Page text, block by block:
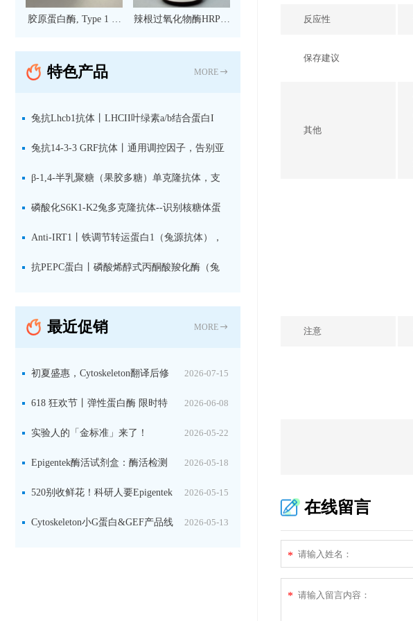
反应性
保存建议
其他
注意
在线留言
*
*
胶原蛋白酶, Type 1 现
辣根过氧化物酶HRP标
IgG（H+L）二抗 现货
特色产品 MORE
兔抗Lhcb1抗体丨LHCII叶绿素a/b结合蛋白I
型：专检LHCII中含量丰富的捕光蛋白
兔抗14-3-3 GRF抗体丨通用调控因子，告别亚
型选择难题，全面捕获植物信号转导枢纽蛋白
β-1,4-半乳聚糖（果胶多糖）单克隆抗体，支
持植物细胞壁果胶多糖精细结构解析
磷酸化S6K1-K2兔多克隆抗体--识别核糖体蛋
白S6激酶同源蛋白1-2的激活状态
Anti-IRT1丨铁调节转运蛋白1（兔源抗体），
植物铁吸收与微量元素代谢研究的关键工具
抗PEPC蛋白丨磷酸烯醇式丙酮酸羧化酶（兔
固定关键酶
最近促销 MORE
2026-07-15
初夏盛惠，Cytoskeleton翻译后修
饰（PTM）产品线放价啦！ 2026-06-08
618 狂欢节丨弹性蛋白酶 限时特
惠 2026-05-22
实验人的「金标准」来了！
Jackson 二抗精选限时一口价，手慢无！2026-05-18
Epigentek酶活试剂盒：酶活检测
+抑制剂筛选双赋能，下单即赠京东卡2026-05-15
520别收鲜花！科研人要Epigentek
试剂盒+京东卡！ 2026-05-13
Cytoskeleton小G蛋白&GEF产品线